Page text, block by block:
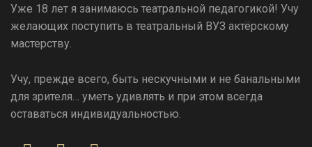
Уже 18 лет я занимаюсь театральной педагогикой! Учу
желающих поступить в театральный ВУЗ актёрскому
мастерству.
Учу, прежде всего, быть нескучными и не банальными
для зрителя… уметь удивлять и при этом всегда
оставаться индивидуальностью.